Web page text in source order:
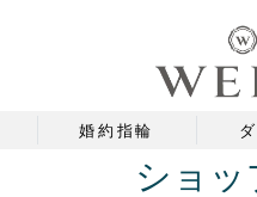
婚約指輪
ショ